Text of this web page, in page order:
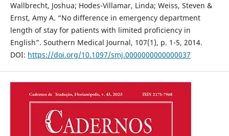
Wallbrecht, Joshua; Hodes-Villamar, Linda; Weiss, Steven &
Ernst, Amy A. “No difference in emergency department
length of stay for patients with limited proficiency in
English”. Southern Medical Journal, 107(1), p. 1-5, 2014.
DOI: https://doi.org/10.1097/smj.0000000000000037